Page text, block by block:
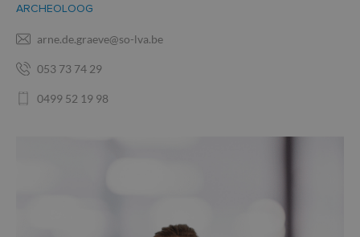
ARCHEOLOOG
arne.de.graeve@so-lva.be
053 73 74 29
0499 52 19 98